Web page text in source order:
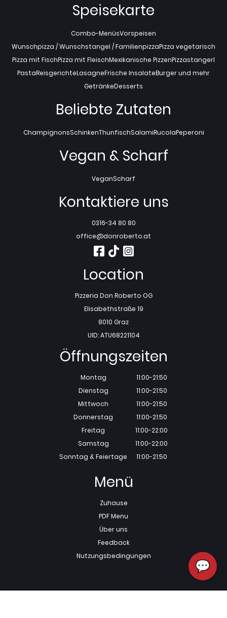
Speisekarte
Combo-MenüsVorspeisen
Wunschpizza / Wunschstangel / FamilienpizzaPizza vegetarisch
Pizza mit FischPizza mit FleischMexikanische PizzenPizzastangerl
PastaReisgerichteLasagneFrische InsalateBurger und mehr
GetränkeDesserts
Beliebte Zutaten
ChampignonsSchinkenThunfischSalamiRucolaPeperoni
Vegan & Scharf
VeganScharf
Kontaktiere uns
0316-34 80 80
office@donroberto.at
Location
Pizzeria Don Roberto OG
Elisabethstraße 19
8010 Graz
UID: ATU68221104
Öffnungszeiten
Montag
Dienstag
Mittwoch
Donnerstag
Freitag
Samstag
Sonntag & Feiertage
11:00-21:50
11:00-21:50
11:00-21:50
11:00-21:50
11:00-22:00
11:00-22:00
11:00-21:50
Menü
Zuhause
PDF Menu
Über uns
Feedback
Nutzungsbedingungen
💬